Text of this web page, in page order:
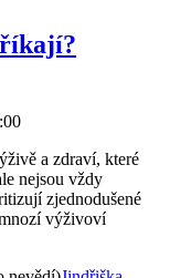
a zdraví, které
nejsou vždy
zjednodušené
výživoví